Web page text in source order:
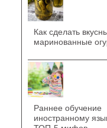
Как сделать
маринованные
Раннее обучение
иностранному